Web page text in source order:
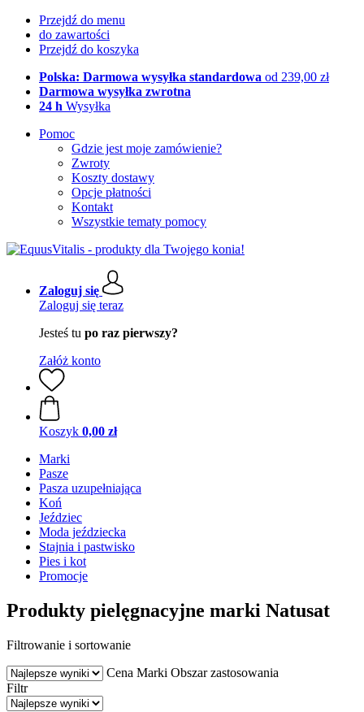
Przejdź do menu
do zawartości
Przejdź do koszyka
Polska: Darmowa wysyłka standardowa od 239,00 zł
Darmowa wysyłka zwrotna
24 h Wysyłka
Pomoc
Gdzie jest moje zamówienie?
Zwroty
Koszty dostawy
Opcje płatności
Kontakt
Wszystkie tematy pomocy
Zaloguj się
Zaloguj się teraz
Jesteś tu po raz pierwszy?
Załóż konto
Koszyk 0,00 zł
Marki
Pasze
Pasza uzupełniająca
Koń
Jeździec
Moda jeździecka
Stajnia i pastwisko
Pies i kot
Promocje
Produkty pielęgnacyjne marki Natusat
Filtrowanie i sortowanie
Cena Marki Obszar zastosowania
Filtr